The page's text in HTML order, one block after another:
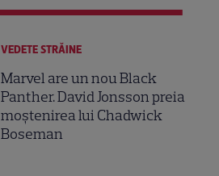
VEDETE STRĂINE
Marvel are un nou Black
Panther. David Jonsson preia
moștenirea lui Chadwick
Boseman